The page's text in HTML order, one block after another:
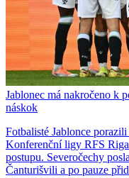
Jablonec má nakročeno k
náskok
Fotbalisté Jablonce
Konferenční ligy RFS
postupu. Severočechy
Čanturišvili a po pauze